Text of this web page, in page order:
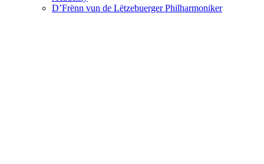
D’Frënn vun de Lëtzebuerger Philharmoniker